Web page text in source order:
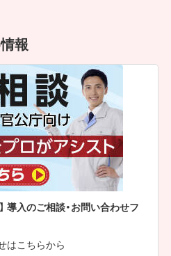
報
導入のご相談・お問い合わせフ
はこちらから